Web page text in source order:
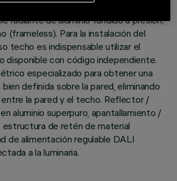
radiante de aluminio fundido a presión;
(frameless). Para la instalación del
techo es indispensable utilizar el
disponible con código independiente.
especializado para obtener una
definida sobre la pared, eliminando
entre la pared y el techo. Reflector /
aluminio superpuro, apantallamiento /
de retén de material
de alimentación regulable DALI
a la luminaria.